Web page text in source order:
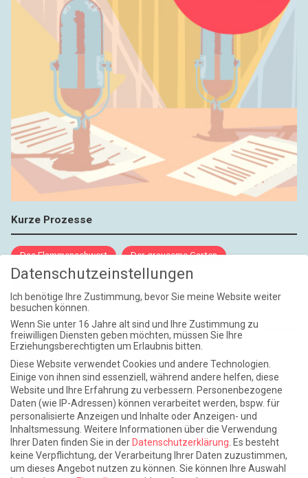
Kurze Prozesse
Das Flammenschwert Der grausame Garten
NIEMALS UND AUCH DANN NICHT
Weite Reisen
Atlantische Turbulenzen DIE ELF
Die Zeit der Ringelblumen ist vorbei Europa im Kopf
Fast am Ziel Frühling in Florenz In der Blase
Leben lernen / Ein Versuch Trinken. Träumen. Trösten.
Triple-Edinburgher mit Ketchup WACHS!
Winterreise (mit Sommern)
Datenschutzeinstellungen
Ich benötige Ihre Zustimmung, bevor Sie meine Website weiter
besuchen können.
Wenn Sie unter 16 Jahre alt sind und Ihre Zustimmung zu
freiwilligen Diensten geben möchten, müssen Sie Ihre
Erziehungsberechtigten um Erlaubnis bitten.
Diese Website verwendet Cookies und andere Technologien.
Einige von ihnen sind essenziell, während andere helfen, diese
Website und Ihre Erfahrung zu verbessern. Personenbezogene
Daten (wie IP-Adressen) können verarbeitet werden, bspw. für
personalisierte Anzeigen und Inhalte oder Anzeigen- und
Inhaltsmessung. Weitere Informationen über die Verwendung
Ihrer Daten finden Sie in der Datenschutzerklärung Es besteht
keine Verpflichtung, der Verarbeitung Ihrer Daten zuzustimmen,
um dieses Angebot nutzen zu können. Sie können Ihre Auswahl